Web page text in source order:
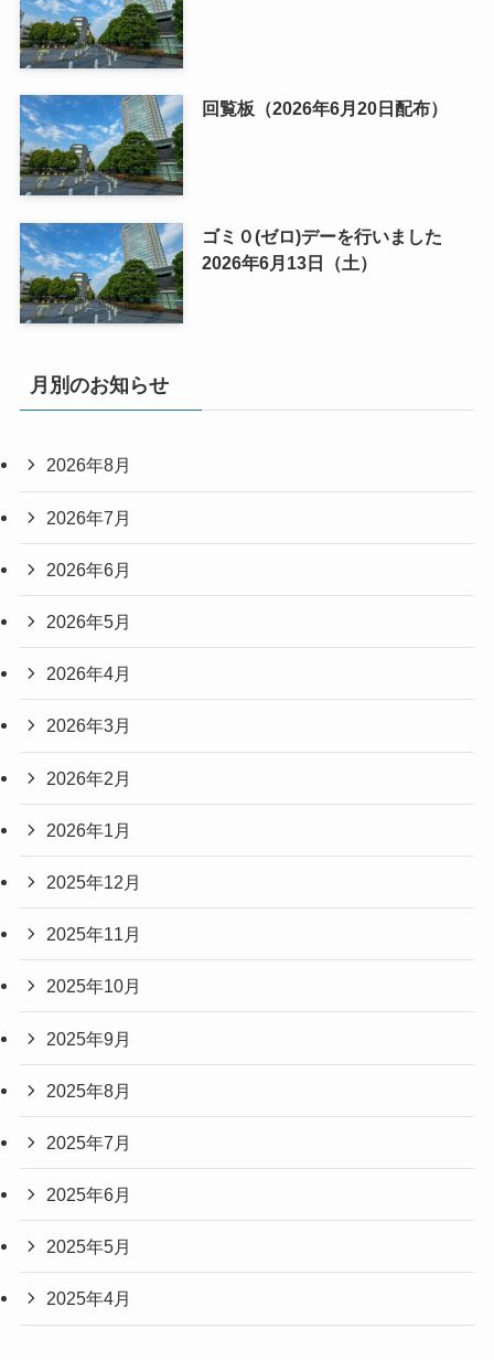
回覧板（2026年6月20日配布）
ゴミ０(ゼロ)デーを行いました
2026年6月13日（土）
月別のお知らせ
2026年8月
2026年7月
2026年6月
2026年5月
2026年4月
2026年3月
2026年2月
2026年1月
2025年12月
2025年11月
2025年10月
2025年9月
2025年8月
2025年7月
2025年6月
2025年5月
2025年4月